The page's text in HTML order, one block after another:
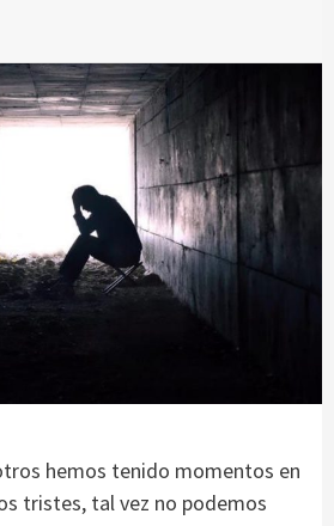
hemos tenido momentos en
tristes, tal vez no podemos